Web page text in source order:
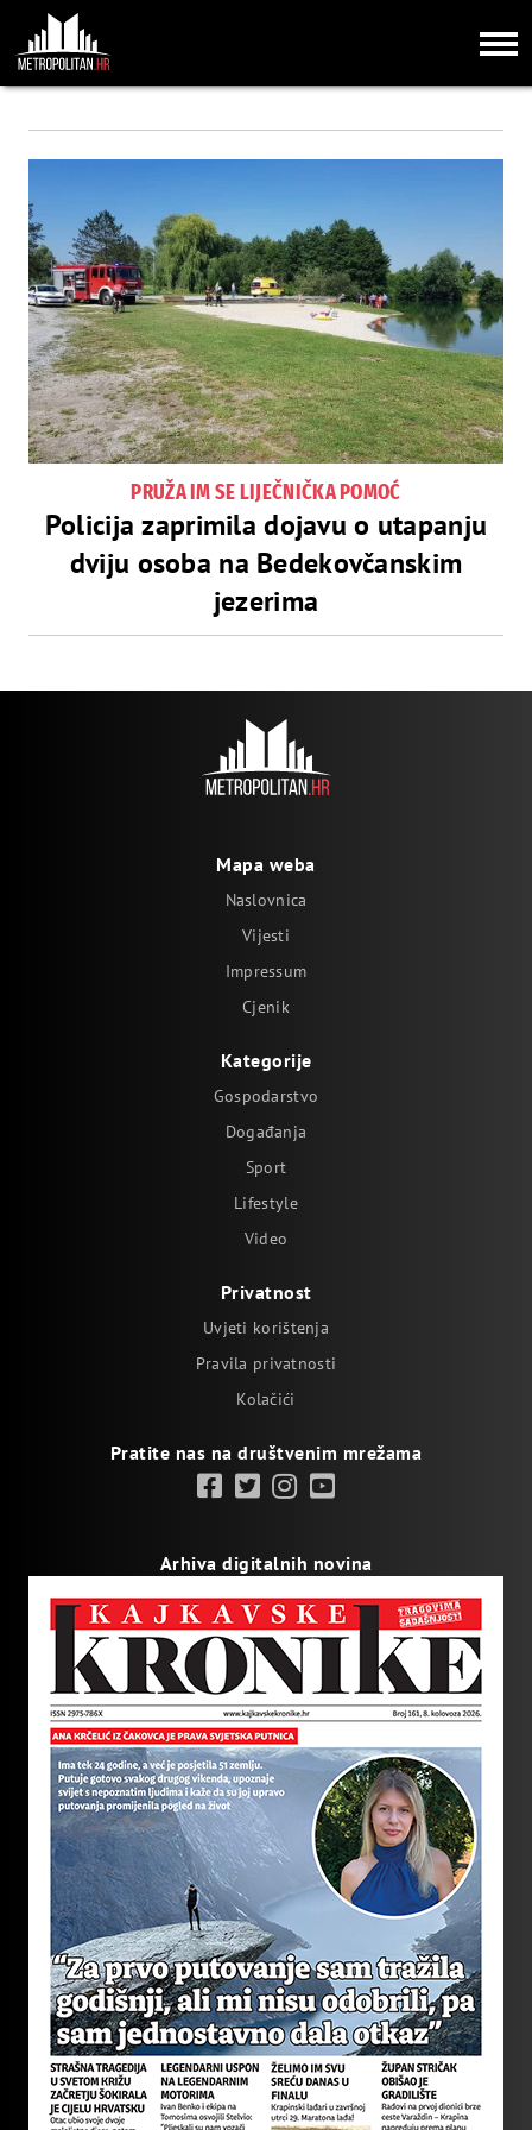
PRUŽA IM SE LIJEČNIČKA POMOĆ
Policija zaprimila dojavu o utapanju
dviju osoba na Bedekovčanskim
jezerima
Mapa weba
Naslovnica
Vijesti
Impressum
Cjenik
Kategorije
Gospodarstvo
Događanja
Sport
Lifestyle
Video
Privatnost
Uvjeti korištenja
Pravila privatnosti
Kolačići
Pratite nas na društvenim mrežama
Arhiva digitalnih novina